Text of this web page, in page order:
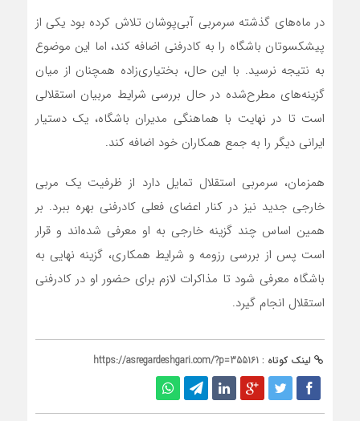
در ماه‌های گذشته سرمربی آبی‌پوشان تلاش کرده بود یکی از
پیشکسوتان باشگاه را به کادرفنی اضافه کند، اما این موضوع
به نتیجه نرسید. با این حال، بختیاری‌زاده همچنان از میان
گزینه‌های مطرح‌شده در حال بررسی شرایط مربیان استقلالی
است تا در نهایت با هماهنگی مدیران باشگاه، یک دستیار
ایرانی دیگر را به جمع همکاران خود اضافه کند.
همزمان، سرمربی استقلال تمایل دارد از ظرفیت یک مربی
خارجی جدید نیز در کنار اعضای فعلی کادرفنی بهره ببرد. بر
همین اساس چند گزینه خارجی به او معرفی شده‌اند و قرار
است پس از بررسی رزومه و شرایط همکاری، گزینه نهایی به
باشگاه معرفی شود تا مذاکرات لازم برای حضور او در کادرفنی
استقلال انجام گیرد.
لینک کوتاه : https://asregardeshgari.com/?p=355161